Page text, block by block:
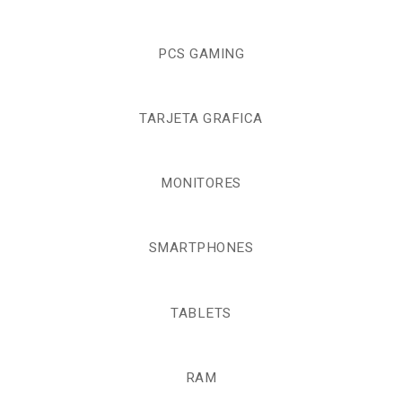
PCS GAMING
TARJETA GRAFICA
MONITORES
SMARTPHONES
TABLETS
RAM